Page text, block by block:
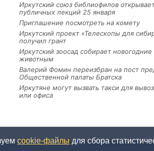
Иркутский союз библиофилов
публичных лекций 25 января
Приглашение посмотреть на комету
Иркутский проект «Телескопы для
получил грант
Иркутский зоосад собирает
животным
Валерий Фомин переизбран на пост
Общественной палаты Братска
Иркутяне могут вызвать такси для
или офиса
cookie-файлы для сбора